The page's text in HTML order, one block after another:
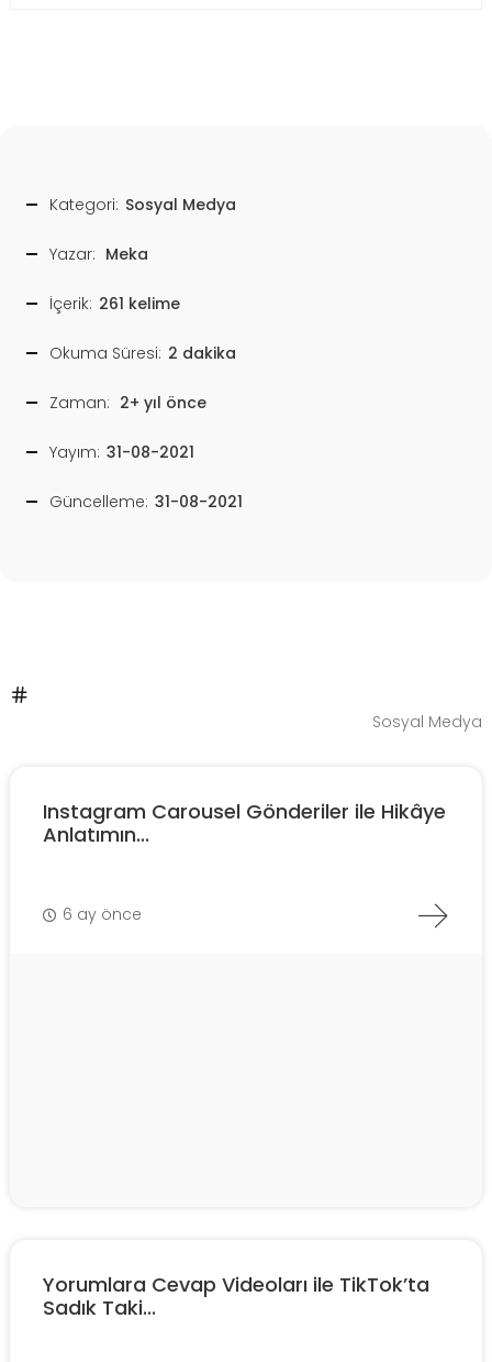
Kategori: Sosyal Medya
Yazar: Meka
İçerik: 261 kelime
Okuma Süresi: 2 dakika
Zaman: 2+ yıl önce
Yayım: 31-08-2021
Güncelleme: 31-08-2021
Sosyal Medya
Instagram Carousel Gönderiler ile Hikâye
Anlatımın...
6 ay önce
Yorumlara Cevap Videoları ile TikTok’ta
Sadık Taki...